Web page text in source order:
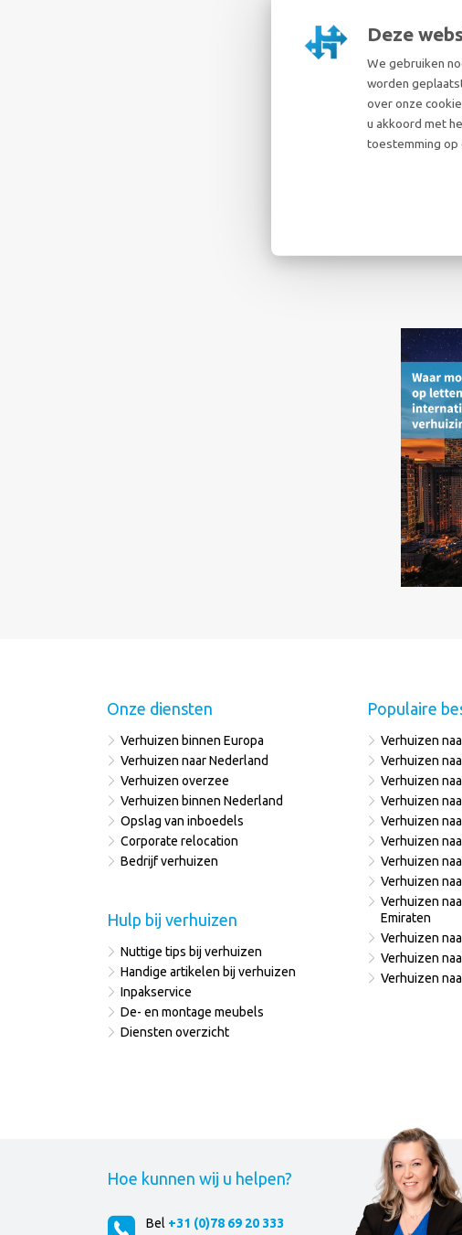
Deze
We gebruiken
worden
over onze
u akkoord met
toestemming op
Hoe kunnen wij u helpen?
Bel +31 (0)78 69 20 333
Onze diensten
Verhuizen binnen Europa
Verhuizen naar Nederland
Verhuizen overzee
Verhuizen binnen Nederland
Opslag van inboedels
Corporate relocation
Bedrijf verhuizen
Hulp bij verhuizen
Nuttige tips bij verhuizen
Handige artikelen bij verhuizen
Inpakservice
De- en montage meubels
Diensten overzicht
Populaire
Verhuizen
Verhuizen
Verhuizen
Verhuizen
Verhuizen
Verhuizen
Verhuizen
Verhuizen
Verhuizen
Emiraten
Verhuizen
Verhuizen
Verhuizen